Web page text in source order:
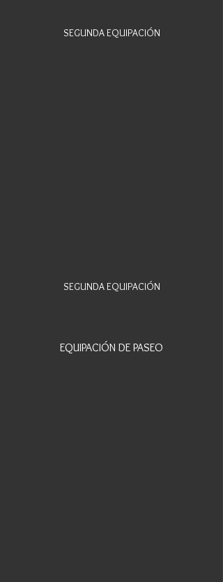
SEGUNDA EQUIPACIÓN
SEGUNDA EQUIPACIÓN
EQUIPACIÓN DE PASEO